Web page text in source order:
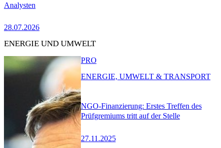
Analysten
28.07.2026
ENERGIE UND UMWELT
NGO-Finanzierung: Erstes Treffen des
Prüfgremiums tritt auf der Stelle
27.11.2025
PRO
ENERGIE, UMWELT & TRANSPORT